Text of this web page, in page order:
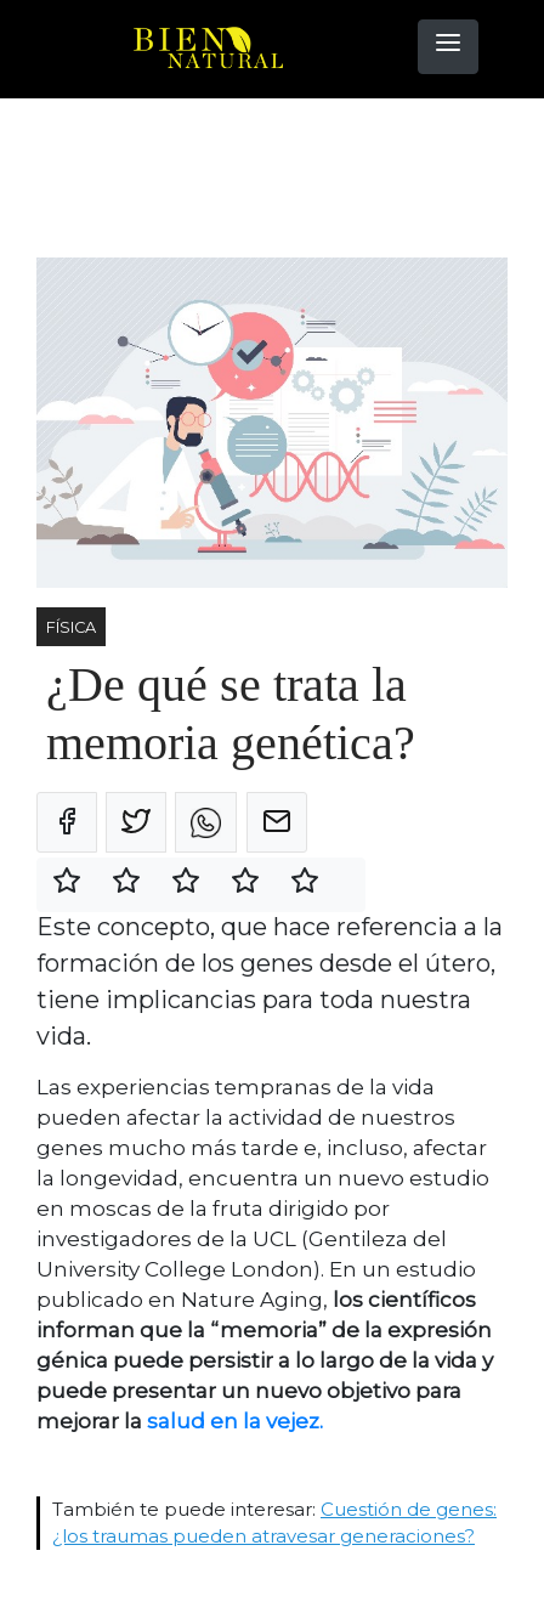
FÍSICA
¿De qué se trata la
memoria genética?
Este concepto, que hace referencia a la
formación de los genes desde el útero,
tiene implicancias para toda nuestra
vida.
Las experiencias tempranas de la vida
pueden afectar la actividad de nuestros
genes mucho más tarde e, incluso, afectar
la longevidad, encuentra un nuevo estudio
en moscas de la fruta dirigido por
investigadores de la UCL (Gentileza del
University College London). En un estudio
publicado en Nature Aging, los científicos
informan que la “memoria” de la expresión
génica puede persistir a lo largo de la vida y
puede presentar un nuevo objetivo para
mejorar la salud en la vejez.
También te puede interesar: Cuestión de genes:
¿los traumas pueden atravesar generaciones?